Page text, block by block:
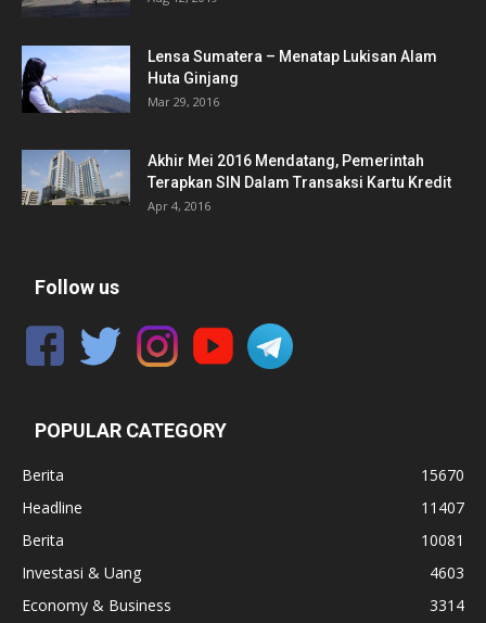
Lensa Sumatera – Menatap Lukisan Alam
Huta Ginjang
Mar 29, 2016
Akhir Mei 2016 Mendatang, Pemerintah
Terapkan SIN Dalam Transaksi Kartu Kredit
Apr 4, 2016
Follow us
POPULAR CATEGORY
Berita
15670
Headline
11407
Berita
10081
Investasi & Uang
4603
Economy & Business
3314